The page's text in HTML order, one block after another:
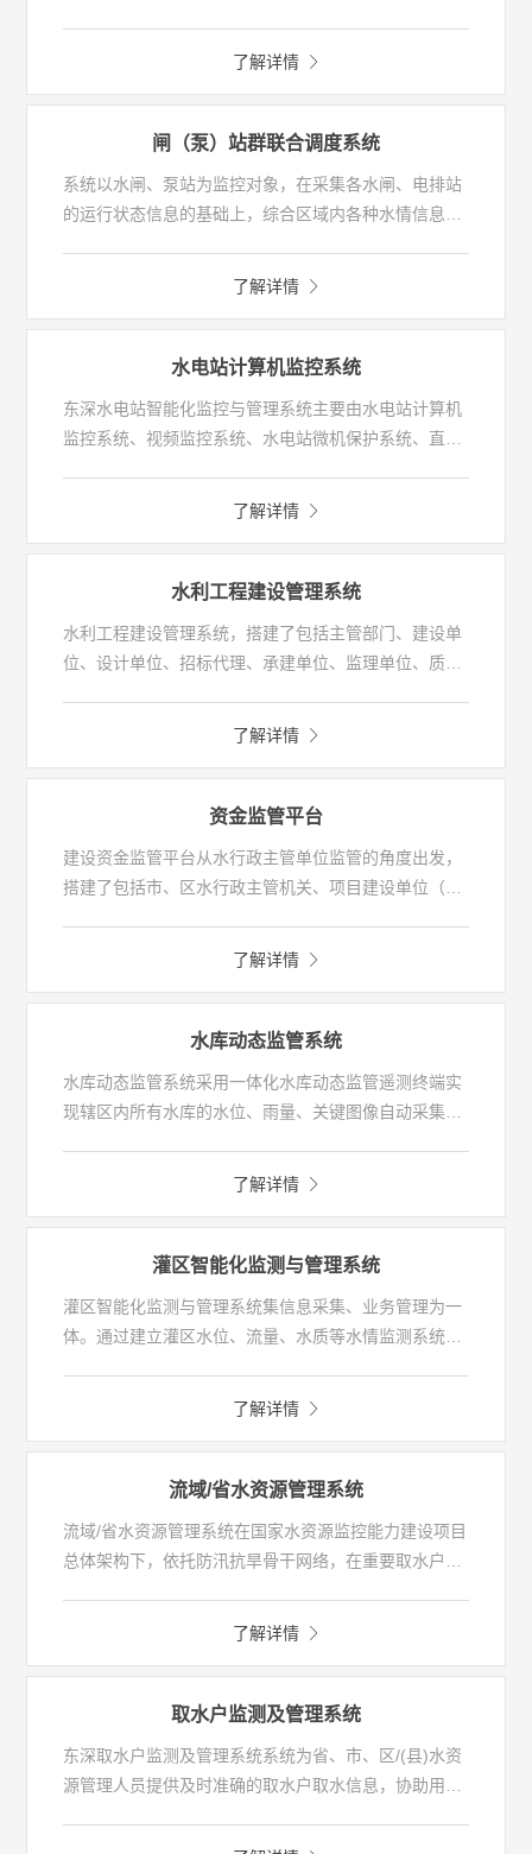
了解详情
闸（泵）站群联合调度系统
系统以水闸、泵站为监控对象，在采集各水闸、电排站
的运行状态信息的基础上，综合区域内各种水情信息、
配等水资源统一管理目标。
了解详情
水电站计算机监控系统
东深水电站智能化监控与管理系统主要由水电站计算机
监控系统、视频监控系统、水电站微机保护系统、直流
水电站安全运行的目标。可满足大、中、小型水电站、
大型水利枢纽的自动化控制调度需求。
了解详情
水利工程建设管理系统
水利工程建设管理系统，搭建了包括主管部门、建设单
位、设计单位、招标代理、承建单位、监理单位、质量
能，提高水利工程建设管理效率；此外，还可实现信用
信息动态管理、项目各类信息的及时公开，有利于规范
了解详情
资金监管平台
建设资金监管平台从水行政主管单位监管的角度出发，
搭建了包括市、区水行政主管机关、项目建设单位（水
金管理、到位资金管理、形象进度管理、变更管理、支
付申请管理、已支付管理等一系列建设资金管理功能，
段，进行工程风险防控，确保项目安全、资金安全的目
标。该平台也适合项目建设单位管控建设资金，生成统
计报表。
了解详情
水库动态监管系统
水库动态监管系统采用一体化水库动态监管遥测终端实
现辖区内所有水库的水位、雨量、关键图像自动采集，
了解详情
灌区智能化监测与管理系统
灌区智能化监测与管理系统集信息采集、业务管理为一
体。通过建立灌区水位、流量、水质等水情监测系统，
题，实现灌区水资源的合理配置、优化调度、高效利用
了解详情
流域/省水资源管理系统
流域/省水资源管理系统在国家水资源监控能力建设项目
总体架构下，依托防汛抗旱骨干网络，在重要取水户、
立有效落实了最严格的水资源管理制度，为用水总量控
制、用水效率控制和水功能区限制纳污控制“三条红线”
了解详情
取水户监测及管理系统
东深取水户监测及管理系统系统为省、市、区/(县)水资
源管理人员提供及时准确的取水户取水信息，协助用户